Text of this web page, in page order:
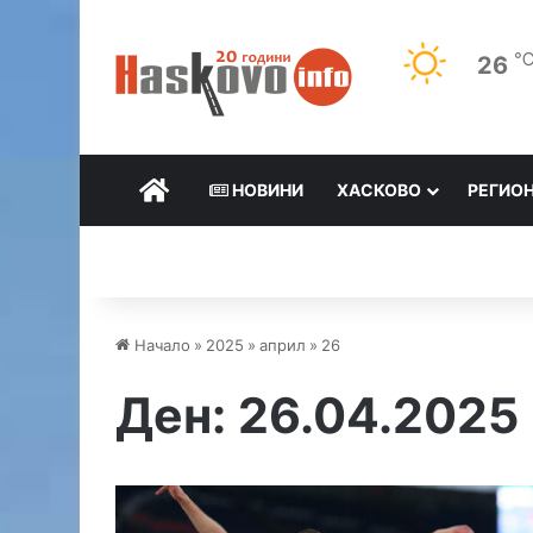
26 ℃
НАЧАЛОНОВИНИ ХАСКОВО
Начало » 2025 » април » 26
Ден: 26.04.2025